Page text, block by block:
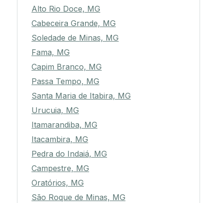
Alto Rio Doce, MG
Cabeceira Grande, MG
Soledade de Minas, MG
Fama, MG
Capim Branco, MG
Passa Tempo, MG
Santa Maria de Itabira, MG
Urucuia, MG
Itamarandiba, MG
Itacambira, MG
Pedra do Indaiá, MG
Campestre, MG
Oratórios, MG
São Roque de Minas, MG